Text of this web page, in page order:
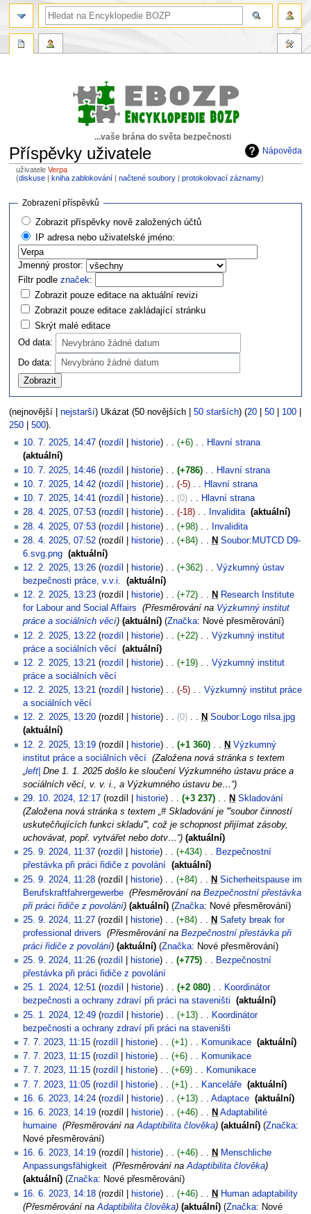
...vaše brána do světa bezpečnosti
Nápověda
Příspěvky uživatele
uživateleVerpa
diskuse
kniha zablokování načtené soubory protokolovací záznamy
Skočit
navigaci
Skočit
vyhledávání
Zobrazení příspěvků
Zobrazit příspěvky nově založených účtů
IP adresa nebo uživatelské jméno:
Jmenný prostor:
Filtr podleznaček:
Zobrazit pouze editace na aktuální revizi
Zobrazit pouze editace zakládající stránku
Skrýt malé editace
Od data:
Nevybráno žádné datum
Do data:
Nevybráno žádné datum
(nejnovější | nejstarší) Ukázat (50 novějších | 50 starších) (20| 50| 100|
250| 500).
10. 7. 2025, 14:47 rozdíl historie +6 Hlavní strana‎
aktuální
10. 7. 2025, 14:46 rozdíl historie +786 Hlavní strana
10. 7. 2025, 14:42 rozdíl historie -5 Hlavní strana‎
10. 7. 2025, 14:41 rozdíl historie 0 Hlavní strana‎
28. 4. 2025, 07:53 rozdíl historie -18 Invalidita‎
aktuální
28. 4. 2025, 07:53 rozdíl historie +98 Invalidita
28. 4. 2025, 07:52 rozdíl historie +84 N Soubor:MUTCD D9-
6.svg.png
aktuální
12. 2. 2025, 13:26 rozdíl historie +362
Výzkumný ústav
bezpečnosti práce, v.v.i.
aktuální
12. 2. 2025, 13:23 rozdíl historie +72 N Research Institute
for Labour and Social Affairs
Přesměrování na Výzkumný institut
práce a sociálních věcí
aktuální Značka: Nové přesměrování
12. 2. 2025, 13:22 rozdíl historie +22
Výzkumný institut
práce a sociálních věcí
aktuální
12. 2. 2025, 13:21 rozdíl historie +19
Výzkumný institut
práce a sociálních věcí
12. 2. 2025, 13:21 rozdíl historie -5
Výzkumný institut práce
a sociálních věcí
12. 2. 2025, 13:20 rozdíl historie 0 N Soubor:Logo rilsa.jpg
aktuální
12. 2. 2025, 13:19 rozdíl historie +1 360 N Výzkumný
institut práce a sociálních věcí
Založena nová stránka s textem
left| Dne 1. 1. 2025 došlo ke sloučení Výzkumného ústavu práce a
sociálních věcí, v. v. i., a Výzkumného ústavu be…“
29. 10. 2024, 12:17 rozdíl historie +3 237 N Skladování
Založena nová stránka s textem „# Skladování je '''soubor činností
uskutečňujících funkci skladu''', což je schopnost přijímat zásoby,
uchovávat, popř. vytvářet nebo dotv…“
aktuální
25. 9. 2024, 11:37 rozdíl historie +434
Bezpečnostní
přestávka při práci řidiče z povolání
aktuální
25. 9. 2024, 11:28 rozdíl historie +84 N Sicherheitspause im
Berufskraftfahrergewerbe
Přesměrování na Bezpečnostní přestávka
při práci řidiče z povolání
aktuální Značka: Nové přesměrování
25. 9. 2024, 11:27 rozdíl historie +84 N Safety break for
professional drivers
Přesměrování na Bezpečnostní přestávka při
práci řidiče z povolání
aktuální Značka: Nové přesměrování
25. 9. 2024, 11:26 rozdíl historie +775
Bezpečnostní
přestávka při práci řidiče z povolání
25. 1. 2024, 12:51 rozdíl historie +2 080
Koordinátor
bezpečnosti a ochrany zdraví při práci na staveništi
aktuální
25. 1. 2024, 12:49 rozdíl historie +13
Koordinátor
bezpečnosti a ochrany zdraví při práci na staveništi
7. 7. 2023, 11:15 rozdíl historie +1 Komunikace
aktuální
7. 7. 2023, 11:15 rozdíl historie +6 Komunikace
7. 7. 2023, 11:15 rozdíl historie +69 Komunikace
7. 7. 2023, 11:05 rozdíl historie +1 Kanceláře
aktuální
16. 6. 2023, 14:24 rozdíl historie +13 Adaptace
aktuální
16. 6. 2023, 14:19 rozdíl historie +46 N Adaptabilité
humaine
Přesměrování naAdaptibilita člověka aktuální Značka:
Nové přesměrování
16. 6. 2023, 14:19 rozdíl historie +46 N Menschliche
Anpassungsfähigkeit
Přesměrování naAdaptibilita člověka
aktuální
Značka: Nové přesměrování
16. 6. 2023, 14:18 rozdíl historie +46 N Human adaptability
Přesměrování na Adaptibilita člověka aktuální Značka: Nové